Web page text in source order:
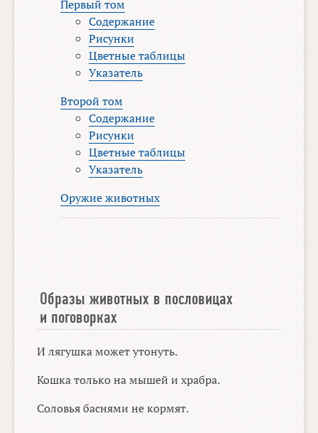
Первый том
Содержание
Рисунки
Цветные таблицы
Указатель
Второй том
Содержание
Рисунки
Цветные таблицы
Указатель
Оружие животных
Образы животных в пословицах
и поговорках
И лягушка может утонуть.
Кошка только на мышей и храбра.
Соловья баснями не кормят.